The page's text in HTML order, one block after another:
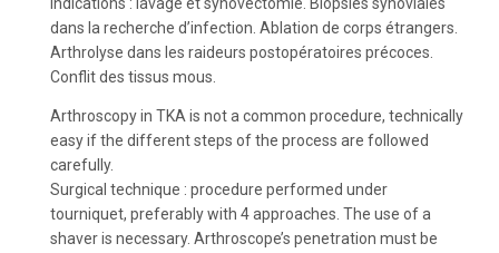
dans la recherche d’infection. Ablation de corps étrangers.
Arthrolyse dans les raideurs postopératoires précoces.
Conflit des tissus mous.
Arthroscopy in TKA is not a common procedure, technically
easy if the different steps of the process are followed
carefully.
Surgical technique : procedure performed under
tourniquet, preferably with 4 approaches. The use of a
shaver is necessary. Arthroscope’s penetration must be